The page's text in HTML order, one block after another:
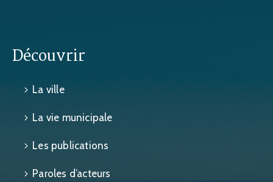
Découvrir
La ville
La vie municipale
Les publications
Paroles d’acteurs